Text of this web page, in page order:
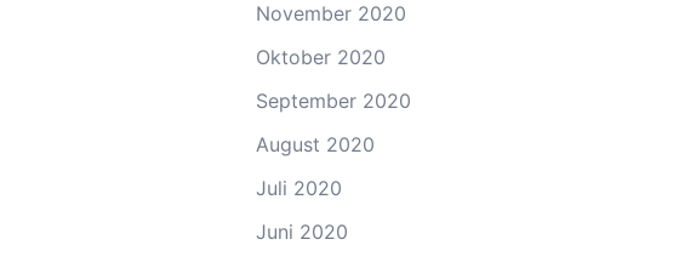
November 2020
Oktober 2020
September 2020
August 2020
Juli 2020
Juni 2020